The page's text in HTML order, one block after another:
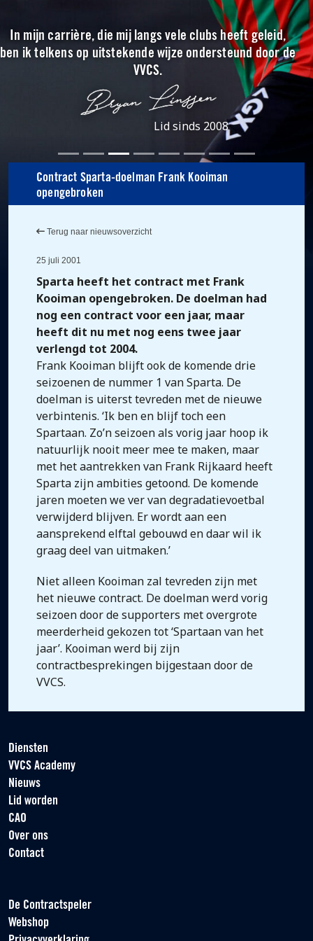
In mijn carrière, die mij langs vele clubs heeft geleid,
ben ik telkens op uitstekende wijze ondersteund door de
VVCS.
Lid sinds 2008
Contract Sparta-doelman Frank Kooiman
opengebroken
Terug naar nieuwsoverzicht
25 juli 2001
Sparta heeft het contract met Frank
Kooiman opengebroken. De doelman had
nog een contract voor een jaar, maar
heeft dit nu met nog eens twee jaar
verlengd tot 2004.
Frank Kooiman blijft ook de komende drie
seizoenen de nummer 1 van Sparta. De
doelman is uiterst tevreden met de nieuwe
verbintenis. ‘Ik ben en blijf toch een
Spartaan. Zo’n seizoen als vorig jaar hoop ik
natuurlijk nooit meer mee te maken, maar
met het aantrekken van Frank Rijkaard heeft
Sparta zijn ambities getoond. De komende
jaren moeten we ver van degradatievoetbal
verwijderd blijven. Er wordt aan een
aansprekend elftal gebouwd en daar wil ik
graag deel van uitmaken.’
Niet alleen Kooiman zal tevreden zijn met
het nieuwe contract. De doelman werd vorig
seizoen door de supporters met overgrote
meerderheid gekozen tot ‘Spartaan van het
jaar’. Kooiman werd bij zijn
contractbesprekingen bijgestaan door de
VVCS.
Diensten
VVCS Academy
Nieuws
Lid worden
CAO
Over ons
Contact
De Contractspeler
Webshop